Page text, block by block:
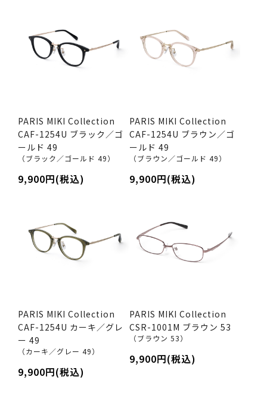
PARIS MIKI Collection
CAF-1254U ブラック／ゴ
ールド 49
（ブラック／ゴールド 49）
9,900円(税込)
PARIS MIKI Collection
CAF-1254U ブラウン／ゴ
ールド 49
（ブラウン／ゴールド 49）
9,900円(税込)
PARIS MIKI Collection
CAF-1254U カーキ／グレ
ー 49
（カーキ／グレー 49）
9,900円(税込)
PARIS MIKI Collection
CSR-1001M ブラウン 53
（ブラウン 53）
9,900円(税込)